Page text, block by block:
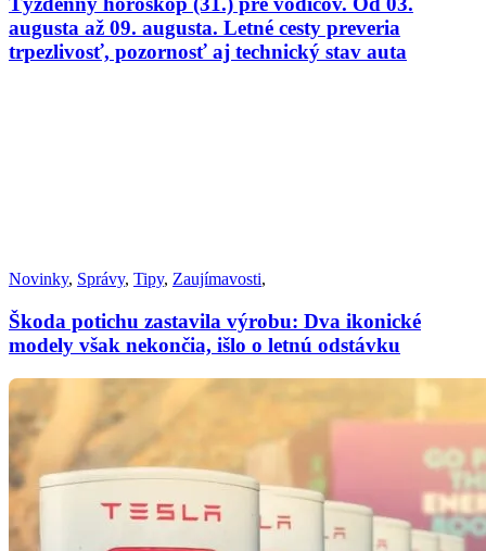
augusta až 09. augusta. Letné cesty preveria
trpezlivosť, pozornosť aj technický stav auta
Novinky, Správy, Tipy, Zaujímavosti,
Škoda potichu zastavila výrobu: Dva ikonické
modely však nekončia, išlo o letnú odstávku